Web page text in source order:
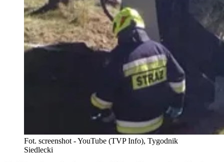
Fot. screenshot - YouTube (TVP Info), Tygodnik
Siedlecki